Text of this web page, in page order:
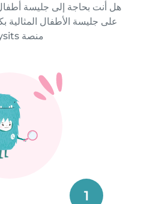
هل أنت بحاجة إلى جليسة
على جليسة الأطفال
منصة Babysits.
1